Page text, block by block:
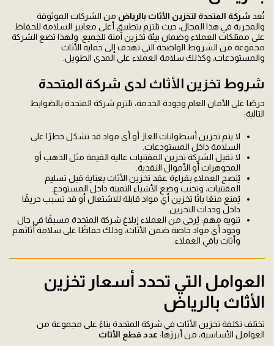
تُعد شركة المتحدة لتخزين الأثاث بالرياض من الشركات الموثوقة
والمجربة في هذا المجال، حيث تلتزم بتطبيق أعلى معايير السلامة للحفاظ
على ممتلكات العملاء وضمان بيئة تخزين آمنة للجميع. ولهذا تضع الشركة
مجموعة من الشروط الواضحة التي تهدف إلى حماية الأثاث
والمستودعات، وكذلك سلامة العملاء على المدى الطويل.
شروط تخزين الأثاث لدى شركة المتحدة
حرصًا على الأمان العام وجودة الخدمة، تلتزم شركة المتحدة بالضوابط
التالية:
لا يتم تخزين أسطوانات الغاز أو أي مواد قد تشكل خطرًا على
السلامة داخل المستودعات.
لا تقبل الشركة تخزين المقتنيات عالية القيمة مثل الذهب أو
المجوهرات أو الأموال النقدية.
يُنصح العملاء بقراءة عقد تخزين الأثاث بعناية قبل تسليم
المقتنيات، وتجنب وضع الأشياء الثمينة داخل المستودع.
يُمنع منعًا باتًا تخزين أي مواد قابلة للاشتعال أو قد تسبب حريقًا
داخل وحدات التخزين.
تنويه مهم: يُرجى من العملاء إبلاغ شركة المتحدة مسبقًا في حال
وجود أي مواد خاصة ضمن الأثاث، وذلك حفاظًا على سلامة أثاثهم
وأثاث باقي العملاء.
العوامل التي تحدد أسعار تخزين
الأثاث بالرياض
تختلف تكلفة تخزين الأثاث في شركة المتحدة بناءً على مجموعة من
العوامل الأساسية، من أبرزها: عدد قطع الأثاث